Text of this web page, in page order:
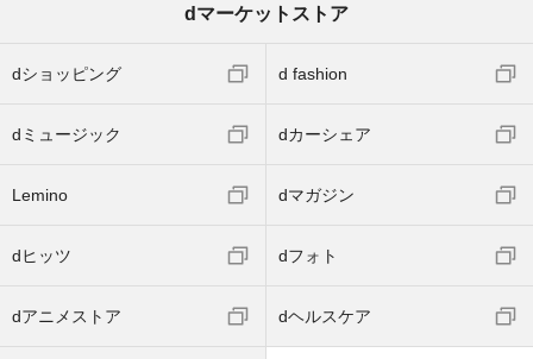
dマーケットストア
dショッピング d fashion
dミュージック dカーシェア
Lemino dマガジン
dヒッツ dフォト
dアニメストア dヘルスケア